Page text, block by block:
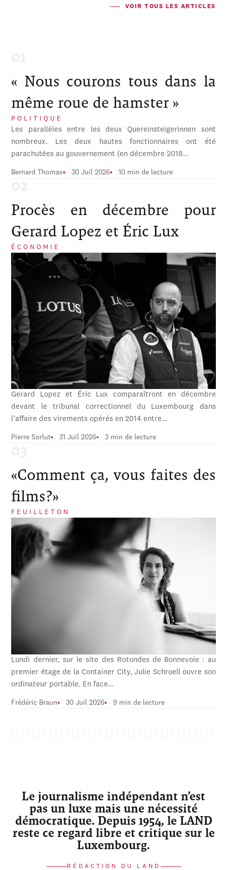
VOIR TOUS LES ARTICLES
« Nous courons tous dans la
même roue de hamster »
POLITIQUE
Les parallèles entre les deux Quereinsteigerinnen sont
nombreux. Les deux hautes fonctionnaires ont été
parachutées au gouvernement (en décembre 2018…
Bernard Thomas 30 Juil 2026 10 min de lecture
Procès en décembre pour
Gerard Lopez et Éric Lux
ÉCONOMIE
Gerard Lopez et Éric Lux comparaîtront en décembre
devant le tribunal correctionnel du Luxembourg dans
l’affaire des virements opérés en 2014 entre…
Pierre Sorlut 31 Juil 2026 3 min de lecture
«Comment ça, vous faites des
films?»
FEUILLETON
Lundi dernier, sur le site des Rotondes de Bonnevoie : au
premier étage de la Container City, Julie Schroell ouvre son
ordinateur portable. En face…
Frédéric Braun 30 Juil 2026 9 min de lecture
Le journalisme indépendant n’est
pas un luxe mais une nécessité
démocratique. Depuis 1954, le LAND
reste ce regard libre et critique sur le
Luxembourg.
RÉDACTION DU LAND